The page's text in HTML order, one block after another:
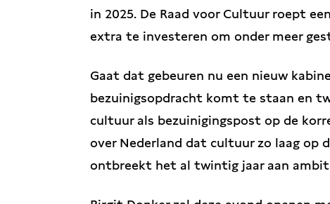
in 2025. De Raad voor Cultuur roept
extra te investeren om onder meer
Gaat dat gebeuren nu een nieuw
bezuinigsopdracht komt te staan en
cultuur als bezuinigingspost op de
over Nederland dat cultuur zo laag op
ontbreekt het al twintig jaar aan